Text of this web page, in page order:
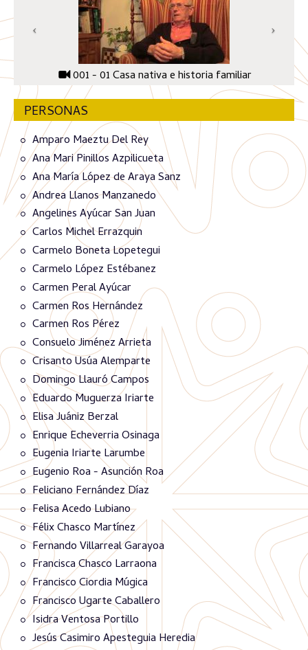
001 - 01 Casa nativa e historia familiar
PERSONAS
Amparo Maeztu Del Rey
Ana Mari Pinillos Azpilicueta
Ana María López de Araya Sanz
Andrea Llanos Manzanedo
Angelines Ayúcar San Juan
Carlos Michel Errazquin
Carmelo Boneta Lopetegui
Carmelo López Estébanez
Carmen Peral Ayúcar
Carmen Ros Hernández
Carmen Ros Pérez
Consuelo Jiménez Arrieta
Crisanto Usúa Alemparte
Domingo Llauró Campos
Eduardo Muguerza Iriarte
Elisa Juániz Berzal
Enrique Echeverria Osinaga
Eugenia Iriarte Larumbe
Eugenio Roa - Asunción Roa
Feliciano Fernández Díaz
Felisa Acedo Lubiano
Félix Chasco Martínez
Fernando Villarreal Garayoa
Francisca Chasco Larraona
Francisco Ciordia Múgica
Francisco Ugarte Caballero
Isidra Ventosa Portillo
Jesús Casimiro Apesteguia Heredia